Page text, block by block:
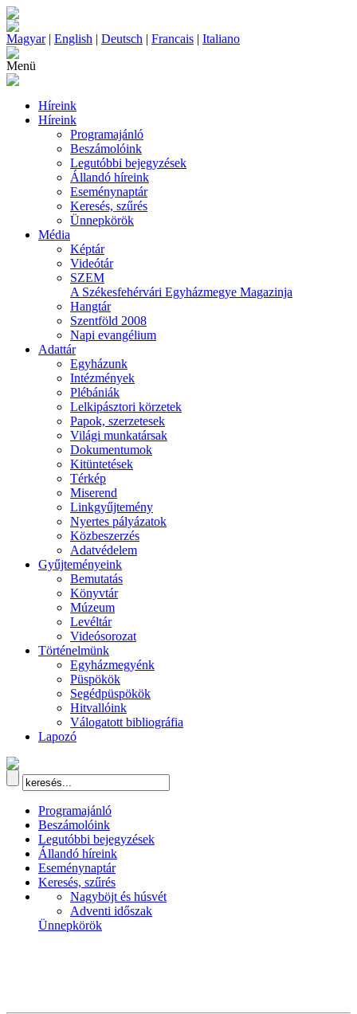
Magyar| English | Deutsch | Francais | Italiano
Menü
Híreink
Híreink
Programajánló
Beszámolóink
Legutóbbi bejegyzések
Állandó híreink
Eseménynaptár
Keresés, szűrés
Ünnepkörök
Média
Képtár
Videótár
SZEM
A Székesfehérvári Egyházmegye Magazinja
Hangtár
Szentföld 2008
Napi evangélium
Adattár
Egyházunk
Intézmények
Plébániák
Lelkipásztori körzetek
Papok, szerzetesek
Világi munkatársak
Dokumentumok
Kitüntetések
Térkép
Miserend
Linkgyűjtemény
Nyertes pályázatok
Közbeszerzés
Adatvédelem
Gyűjteményeink
Bemutatás
Könyvtár
Múzeum
Levéltár
Videósorozat
Történelmünk
Egyházmegyénk
Püspökök
Segédpüspökök
Hitvallóink
Válogatott bibliográfia
Lapozó
Programajánló
Beszámolóink
Legutóbbi bejegyzések
Állandó híreink
Eseménynaptár
Keresés, szűrés
Nagyböjt és húsvét
Adventi időszak
Ünnepkörök